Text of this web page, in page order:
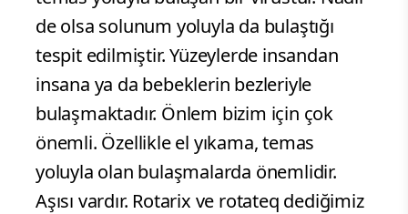
de olsa solunum yoluyla da bulaştığı
tespit edilmiştir. Yüzeylerde insandan
insana ya da bebeklerin bezleriyle
bulaşmaktadır. Önlem bizim için çok
önemli. Özellikle el yıkama, temas
yoluyla olan bulaşmalarda önemlidir.
Aşısı vardır. Rotarix ve rotateq dediğimiz